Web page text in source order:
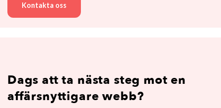
Kontakta oss
Dags att ta nästa steg mot en
affärsnyttigare webb?